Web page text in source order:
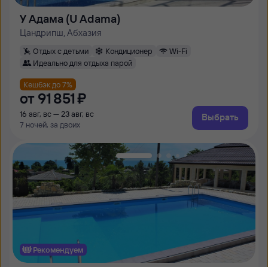
У Адама (U Adama)
Цандрипш, Абхазия
Отдых с детьми Кондиционер
Wi-Fi
Идеально для отдыха парой
Кешбэк до 7%
от 91 ⁠851 ⁠₽
16 авг, вс — 23 авг, вс
7 ночей, за двоих
Выбрать
Рекомендуем